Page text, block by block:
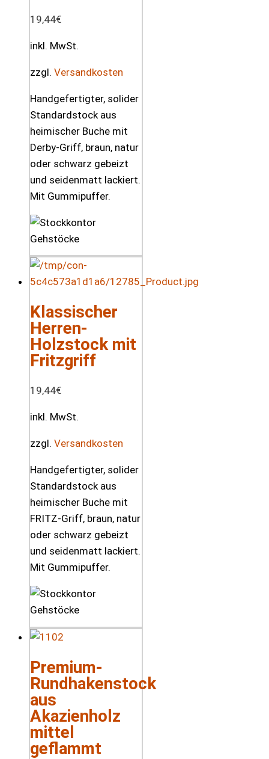
19,44€
inkl. MwSt.
zzgl. Versandkosten
Handgefertigter, solider
Standardstock aus
heimischer Buche mit
Derby-Griff, braun, natur
oder schwarz gebeizt
und seidenmatt lackiert.
Mit Gummipuffer.
Klassischer
Herren-
Holzstock mit
Fritzgriff
19,44€
inkl. MwSt.
zzgl. Versandkosten
Handgefertigter, solider
Standardstock aus
heimischer Buche mit
FRITZ-Griff, braun, natur
oder schwarz gebeizt
und seidenmatt lackiert.
Mit Gummipuffer.
Premium-
Rundhakenstock
aus
Akazienholz
mittel
geflammt